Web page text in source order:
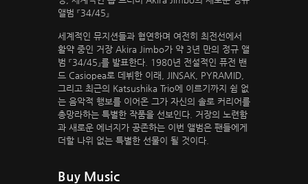
앨범 『34/45』
세계적인 뮤지션들과 협연하며 여전히 최전선에서
활약 중인 거장 Akira Jimbo가 약 3년 만의 정규 앨
범 『34/45』를 발표한다. 1980년 전설적인 퓨전 밴
드 Casiopea로 데뷔한 이래, JINSAK, PYRAMID,
그리고 최근의 Katsushika Trio에 이르기까지 쉼 없
는 음악적 행보를 이어온 그가 자신의 솔로 커리어를
총망라하는 특별한 작품을 선보인다. 거장의 노련함
과 새로운 에너지가 공존하는 이번 앨범은 팬들에게
더할 나위 없는 특별한 선물이 될 것이다.
Buy Music